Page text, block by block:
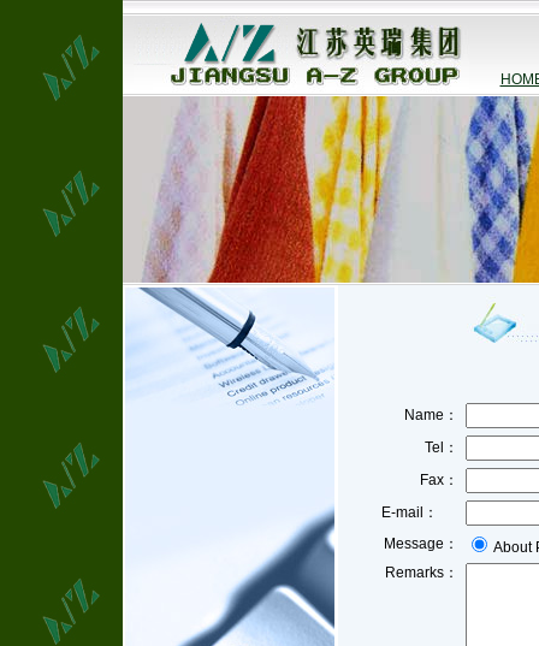
Name：
Tel：
Fax：
E-mail：
Message：
About
Remarks：